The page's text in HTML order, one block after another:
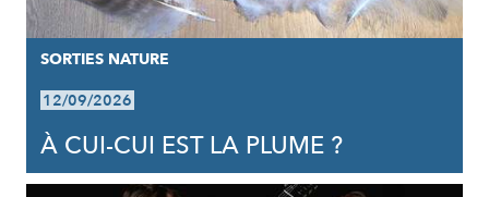
SORTIES NATURE
12/09/2026
À CUI-CUI EST LA PLUME ?